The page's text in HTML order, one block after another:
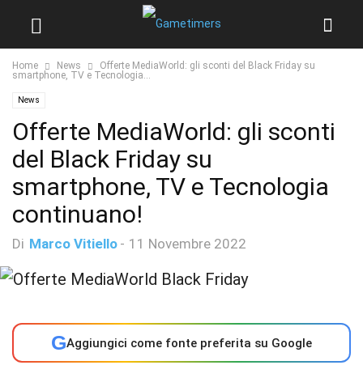
Home News
Offerte MediaWorld: gli sconti del Black Friday su
smartphone, TV e Tecnologia...
News
Offerte MediaWorld: gli sconti
del Black Friday su
smartphone, TV e Tecnologia
continuano!
Di Marco Vitiello - 11 Novembre 2022
GAggiungici come fonte preferita su Google